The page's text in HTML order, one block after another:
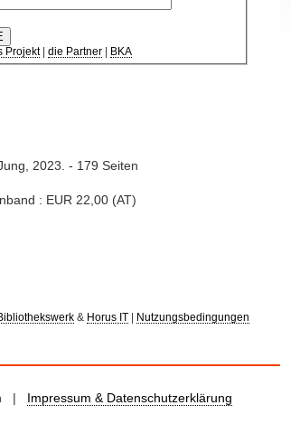
Projekt|die Partner
BKA
2023. - 179 Seiten
: EUR 22,00 (AT)
& Horus IT| Nutzungsbedingungen
| Impressum & Datenschutzerklärung